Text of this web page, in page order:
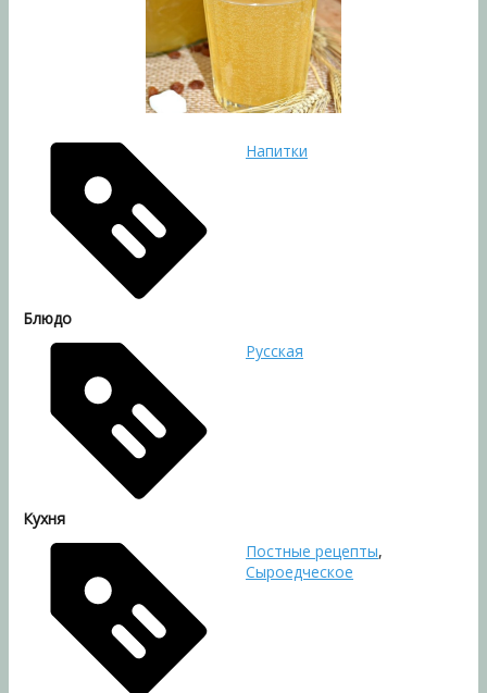
Блюдо
Напитки
Кухня
Русская
Постные рецепты,
Сыроедческое